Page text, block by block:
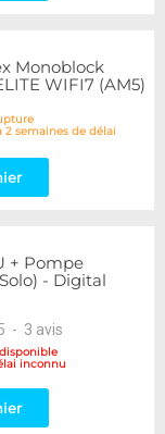
Monoblock
WIFI7 (AM5)
2 semaines de délai
+ Pompe
- Digital
- 3 avis
inconnu